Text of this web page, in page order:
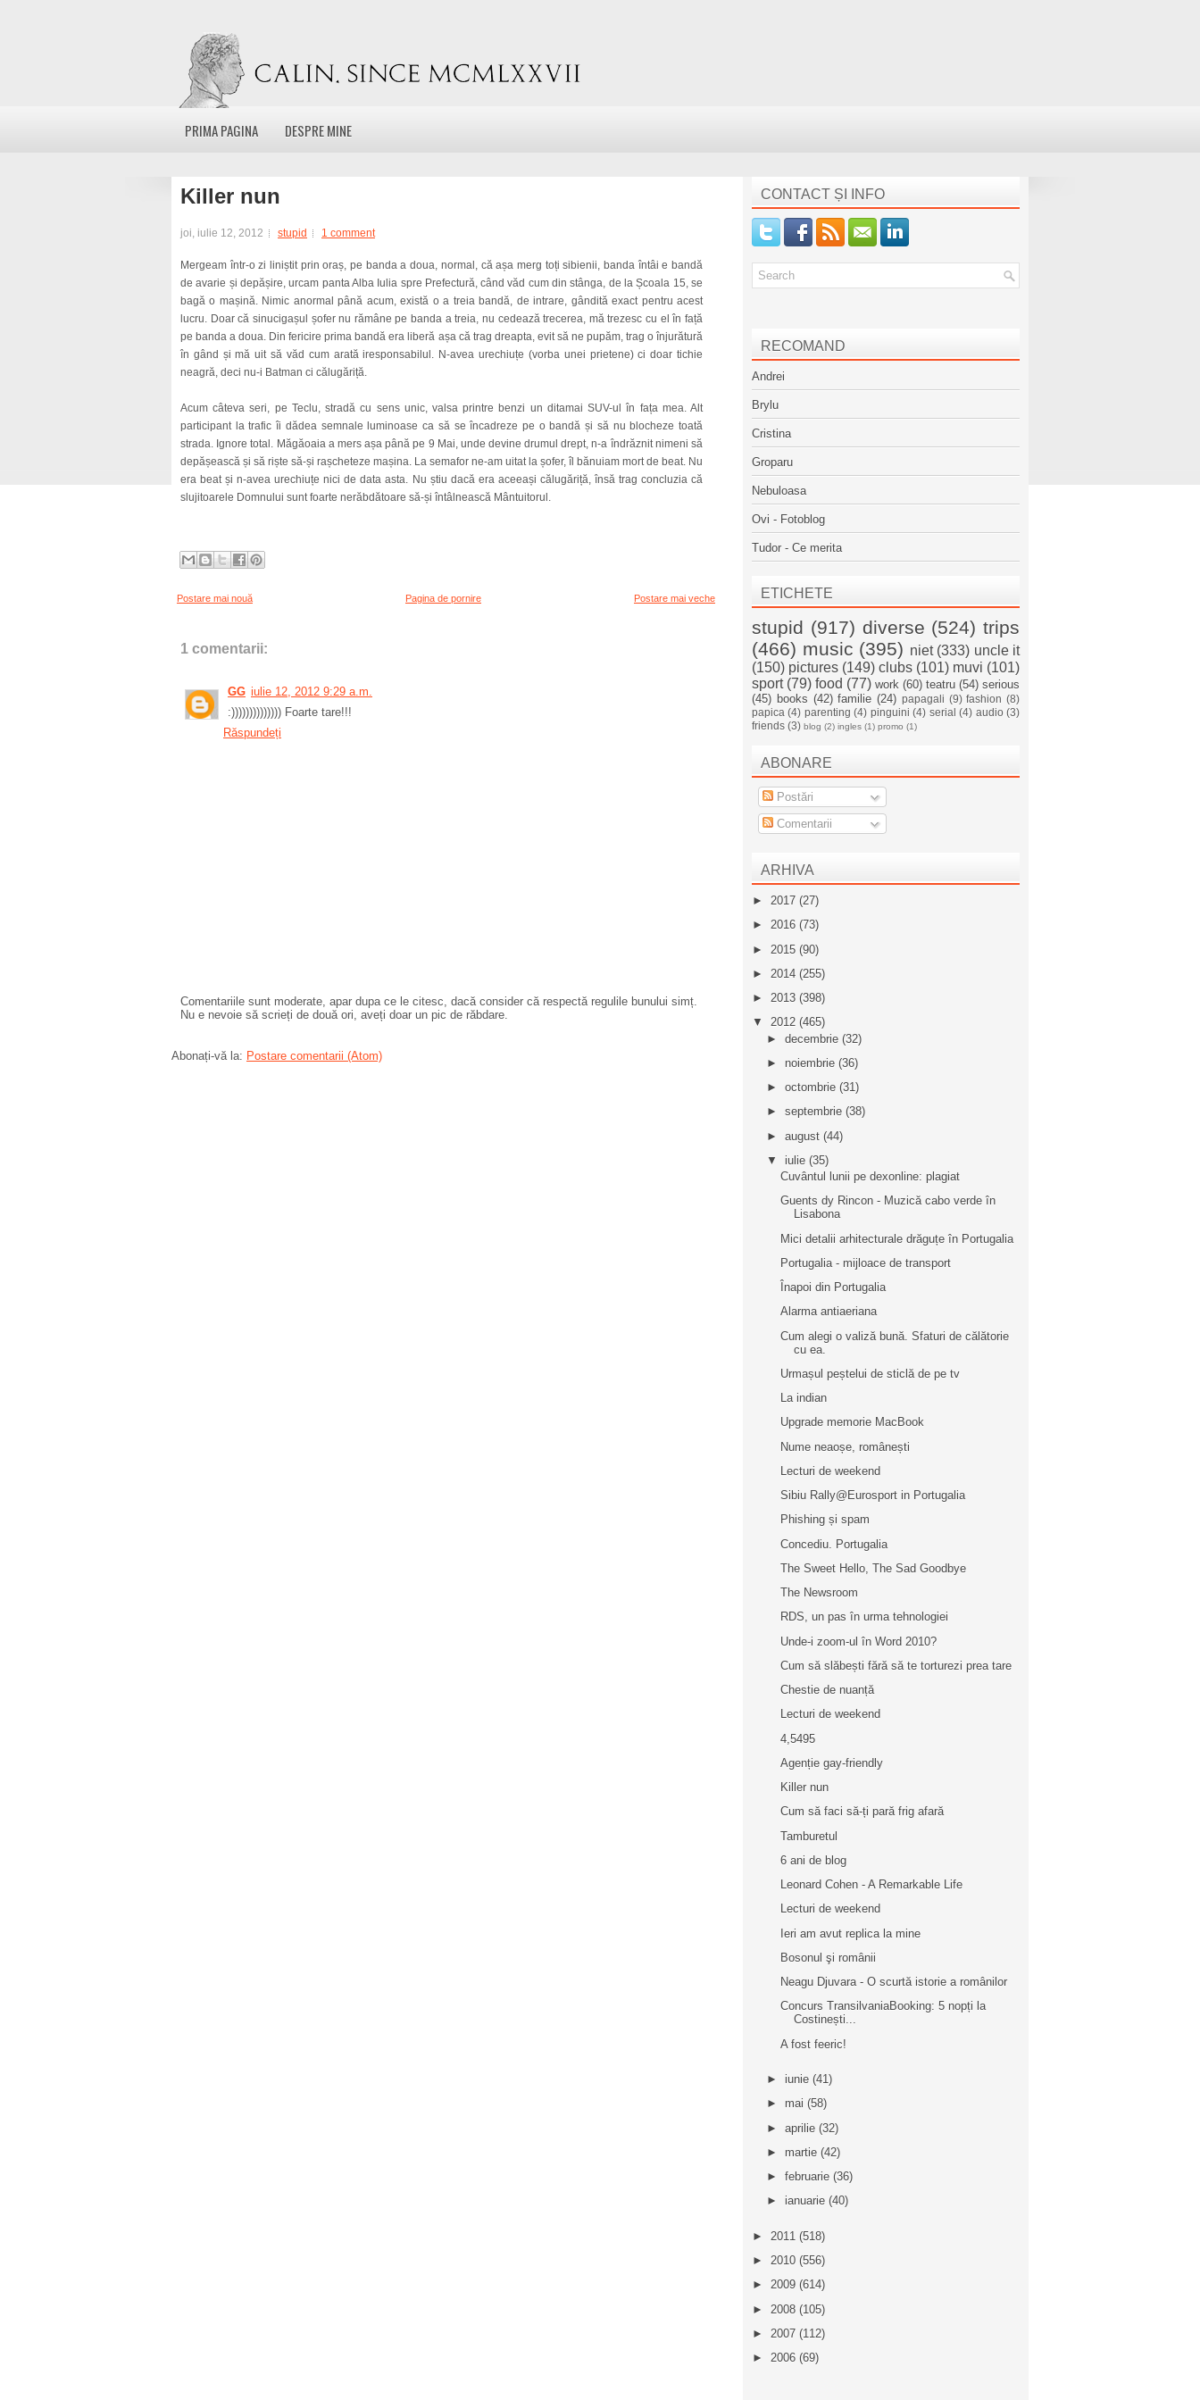
PRIMA PAGINA DESPRE MINE
Killer nun
joi, iulie 12, 2012 stupid 1 comment
Mergeam într-o zi liniștit prin oraș, pe banda a doua, normal, că așa merg toți sibienii, banda întâi e bandă
de avarie și depășire, urcam panta Alba Iulia spre Prefectură, când văd cum din stânga, de la Școala 15, se
bagă o mașină. Nimic anormal până acum, există o a treia bandă, de intrare, gândită exact pentru acest
lucru. Doar că sinucigașul șofer nu rămâne pe banda a treia, nu cedează trecerea, mă trezesc cu el în față
pe banda a doua. Din fericire prima bandă era liberă așa că trag dreapta, evit să ne pupăm, trag o înjurătură
în gând și mă uit să văd cum arată iresponsabilul. N-avea urechiuțe (vorba unei prietene) ci doar tichie
neagră, deci nu-i Batman ci călugăriță.
Acum câteva seri, pe Teclu, stradă cu sens unic, valsa printre benzi un ditamai SUV-ul în fața mea. Alt
participant la trafic îi dădea semnale luminoase ca să se încadreze pe o bandă și să nu blocheze toată
strada. Ignore total. Măgăoaia a mers așa până pe 9 Mai, unde devine drumul drept, n-a îndrăznit nimeni să
depășească și să riște să-și rașcheteze mașina. La semafor ne-am uitat la șofer, îl bănuiam mort de beat. Nu
era beat și n-avea urechiuțe nici de data asta. Nu știu dacă era aceeași călugăriță, însă trag concluzia că
slujitoarele Domnului sunt foarte nerăbdătoare să-și întâlnească Mântuitorul.
Postare mai nouă Postare mai veche
Pagina de pornire
1 comentarii:
GG iulie 12, 2012 9:29 a.m.
:)))))))))))))) Foarte tare!!!
Răspundeți
Comentariile sunt moderate, apar dupa ce le citesc, dacă consider că respectă regulile bunului simț.
Nu e nevoie să scrieți de două ori, aveți doar un pic de răbdare.
Abonați-vă la: Postare comentarii (Atom)
CONTACT ȘI INFO
RECOMAND
Andrei
Brylu
Cristina
Groparu
Nebuloasa
Ovi - Fotoblog
Tudor - Ce merita
ETICHETE
stupid (917) diverse (524) trips
(466) music (395) niet (333) uncle it
(150) pictures (149) clubs (101) muvi (101)
sport (79) food (77) work (60) teatru (54) serious
(45) books (42) familie (24) papagali (9) fashion (8)
papica (4) parenting (4) pinguini (4) serial (4) audio (3)
friends (3) blog (2) ingles (1) promo (1)
ABONARE
Postări
Comentarii
ARHIVA
► 2017 (27)
► 2016 (73)
► 2015 (90)
► 2014 (255)
► 2013 (398)
▼ 2012 (465)
► decembrie (32)
► noiembrie (36)
► octombrie (31)
► septembrie (38)
► august (44)
▼ iulie (35)
Cuvântul lunii pe dexonline: plagiat
Guents dy Rincon - Muzică cabo verde în
Lisabona
Mici detalii arhitecturale drăguțe în Portugalia
Portugalia - mijloace de transport
Înapoi din Portugalia
Alarma antiaeriana
Cum alegi o valiză bună. Sfaturi de călătorie
cu ea.
Urmașul peștelui de sticlă de pe tv
La indian
Upgrade memorie MacBook
Nume neaoșe, românești
Lecturi de weekend
Sibiu Rally@Eurosport in Portugalia
Phishing și spam
Concediu. Portugalia
The Sweet Hello, The Sad Goodbye
The Newsroom
RDS, un pas în urma tehnologiei
Unde-i zoom-ul în Word 2010?
Cum să slăbești fără să te torturezi prea tare
Chestie de nuanță
Lecturi de weekend
4,5495
Agenție gay-friendly
Killer nun
Cum să faci să-ți pară frig afară
Tamburetul
6 ani de blog
Leonard Cohen - A Remarkable Life
Lecturi de weekend
Ieri am avut replica la mine
Bosonul şi românii
Neagu Djuvara - O scurtă istorie a românilor
Concurs TransilvaniaBooking: 5 nopți la
Costinești...
A fost feeric!
► iunie (41)
► mai (58)
► aprilie (32)
► martie (42)
► februarie (36)
► ianuarie (40)
► 2011 (518)
► 2010 (556)
► 2009 (614)
► 2008 (105)
► 2007 (112)
► 2006 (69)